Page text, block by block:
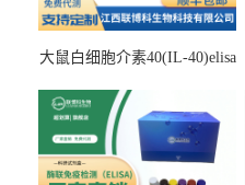
大鼠白细胞介素40(IL-40)elisa